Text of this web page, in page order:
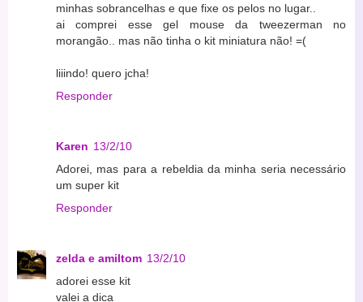
minhas sobrancelhas e que fixe os pelos no lugar..
ai comprei esse gel mouse da tweezerman no
morangão.. mas não tinha o kit miniatura não! =(
liiindo! quero jcha!
Responder
Karen 13/2/10
Adorei, mas para a rebeldia da minha seria necessário
um super kit
Responder
zelda e amiltom 13/2/10
adorei esse kit
valei a dica